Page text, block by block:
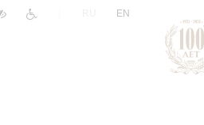
EN